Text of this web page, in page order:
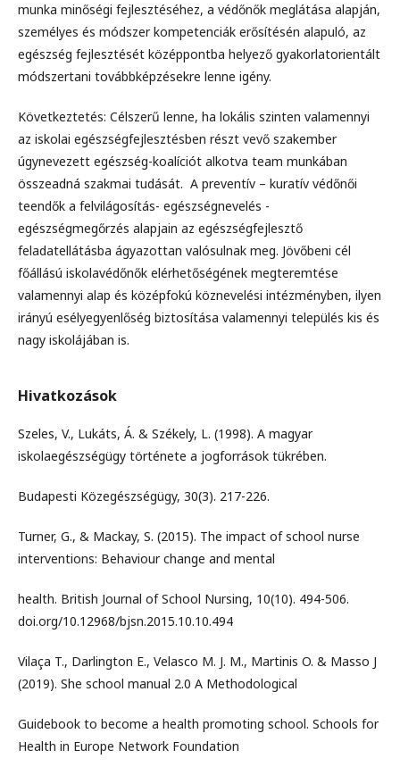
munka minőségi fejlesztéséhez, a védőnők meglátása alapján,
személyes és módszer kompetenciák erősítésén alapuló, az
egészség fejlesztését középpontba helyező gyakorlatorientált
módszertani továbbképzésekre lenne igény.
Következtetés: Célszerű lenne, ha lokális szinten valamennyi
az iskolai egészségfejlesztésben részt vevő szakember
úgynevezett egészség-koalíciót alkotva team munkában
összeadná szakmai tudását. A preventív – kuratív védőnői
teendők a felvilágosítás- egészségnevelés -
egészségmegőrzés alapjain az egészségfejlesztő
feladatellátásba ágyazottan valósulnak meg. Jövőbeni cél
főállású iskolavédőnők elérhetőségének megteremtése
valamennyi alap és középfokú köznevelési intézményben, ilyen
irányú esélyegyenlőség biztosítása valamennyi település kis és
nagy iskolájában is.
Hivatkozások
Szeles, V., Lukáts, Á. & Székely, L. (1998). A magyar
iskolaegészségügy története a jogforrások tükrében.
Budapesti Közegészségügy, 30(3). 217-226.
Turner, G., & Mackay, S. (2015). The impact of school nurse
interventions: Behaviour change and mental
health. British Journal of School Nursing, 10(10). 494-506.
doi.org/10.12968/bjsn.2015.10.10.494
Vilaça T., Darlington E., Velasco M. J. M., Martinis O. & Masso J
(2019). She school manual 2.0 A Methodological
Guidebook to become a health promoting school. Schools for
Health in Europe Network Foundation